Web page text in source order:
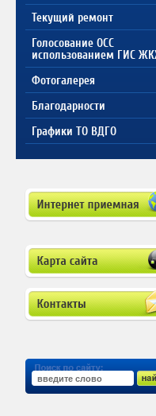
Текущий ремонт
Голосование ОСС
использованием ГИС
Фотогалерея
Благодарности
Графики ТО ВДГО